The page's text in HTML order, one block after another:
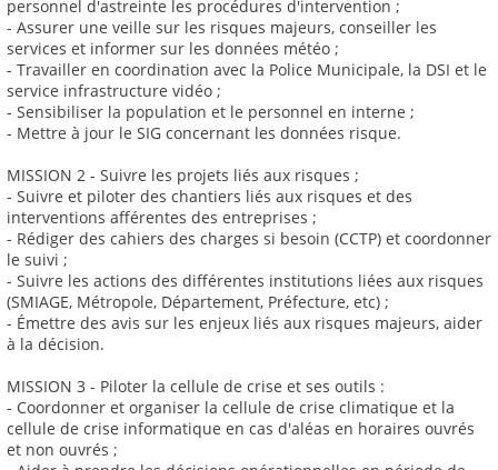
personnel d'astreinte les procédures d'intervention ;
- Assurer une veille sur les risques majeurs, conseiller les
services et informer sur les données météo ;
- Travailler en coordination avec la Police Municipale, la DSI et le
service infrastructure vidéo ;
- Sensibiliser la population et le personnel en interne ;
- Mettre à jour le SIG concernant les données risque.
MISSION 2 - Suivre les projets liés aux risques ;
- Suivre et piloter des chantiers liés aux risques et des
interventions afférentes des entreprises ;
- Rédiger des cahiers des charges si besoin (CCTP) et coordonner
le suivi ;
- Suivre les actions des différentes institutions liées aux risques
(SMIAGE, Métropole, Département, Préfecture, etc) ;
- Émettre des avis sur les enjeux liés aux risques majeurs, aider
à la décision.
MISSION 3 - Piloter la cellule de crise et ses outils :
- Coordonner et organiser la cellule de crise climatique et la
cellule de crise informatique en cas d'aléas en horaires ouvrés
et non ouvrés ;